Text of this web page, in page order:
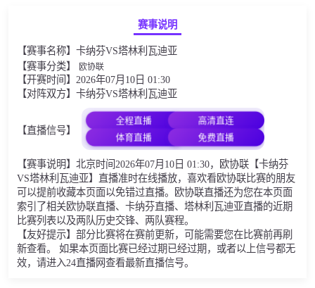
赛事说明
【赛事名称】卡纳芬VS塔林利瓦迪亚
【赛事分类】
欧协联
【开赛时间】2026年07月10日 01:30
【对阵双方】卡纳芬VS塔林利瓦迪亚
【直播信号】
全程直播
高清直连
体育直播
免费直播
【赛事说明】北京时间2026年07月10日 01:30，欧协联【卡纳芬
VS塔林利瓦迪亚】直播准时在线播放，喜欢看欧协联比赛的朋友
可以提前收藏本页面以免错过直播。欧协联直播还为您在本页面
索引了相关欧协联直播、卡纳芬直播、塔林利瓦迪亚直播的近期
比赛列表以及两队历史交锋、两队赛程。
【友好提示】部分比赛将在赛前更新，可能需要您在比赛前再刷
新查看。 如果本页面比赛已经过期已经过期，或者以上信号都无
效，请进入24直播网查看最新直播信号。